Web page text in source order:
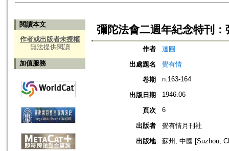
閱讀本文
作者或出版者未授權
無法提供閱讀
加值服務
彌陀法會二週年紀念特刊
作者
達圓
出處題名
覺有情
卷期
n.163-164
出版日期 1946.06
頁次 6
出版者
覺有情月刊社
出版地
蘇州, 中國 [Suzhou,